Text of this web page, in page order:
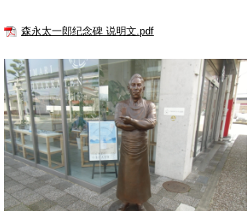
森永太一郎纪念碑 说明文.pdf